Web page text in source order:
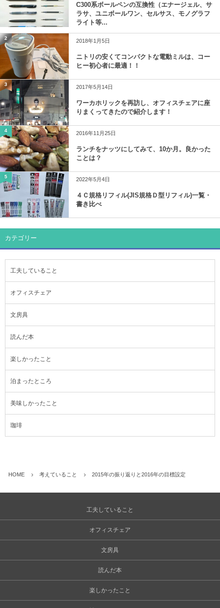
C300系ボールペンの互換性（エナージェル、サ
ラサ、ユニボールワン、セルサス、モノグラフ
ライト等...
2 2018年1月5日
ニトリの安くてコンパクトな電動ミルは、コー
ヒー初心者に最適！！
3 2017年5月14日
ワーカホリックを再訪し、オフィスチェアに座
りまくってきたので紹介します！
4 2016年11月25日
ランチをナッツにしてみて、10か月。良かった
ことは？
5 2022年5月4日
４Ｃ規格リフィル(JIS規格Ｄ型リフィル)一覧・
書き比べ
カテゴリー
工夫していること
オフィスチェア
文房具
読んだ本
楽しかったこと
泊まったところ
美味しかったこと
珈琲
HOME 考えていること 2015年の振り返りと2016年の目標設定
工夫していること
オフィスチェア
文房具
読んだ本
楽しかったこと